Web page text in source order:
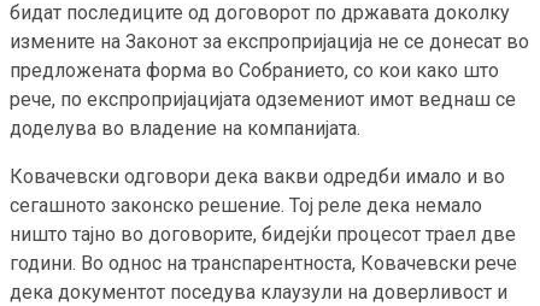
бидат последиците од договорот по државата доколку
измените на Законот за експропријација не се донесат во
предложената форма во Собранието, со кои како што
рече, по експропријацијата одземениот имот веднаш се
доделува во владение на компанијата.
Ковачевски одговори дека вакви одредби имало и во
сегашното законско решение. Тој реле дека немало
ништо тајно во договорите, бидејќи процесот траел две
години. Во однос на транспарентноста, Ковачевски рече
дека документот поседува клаузули на доверливост и